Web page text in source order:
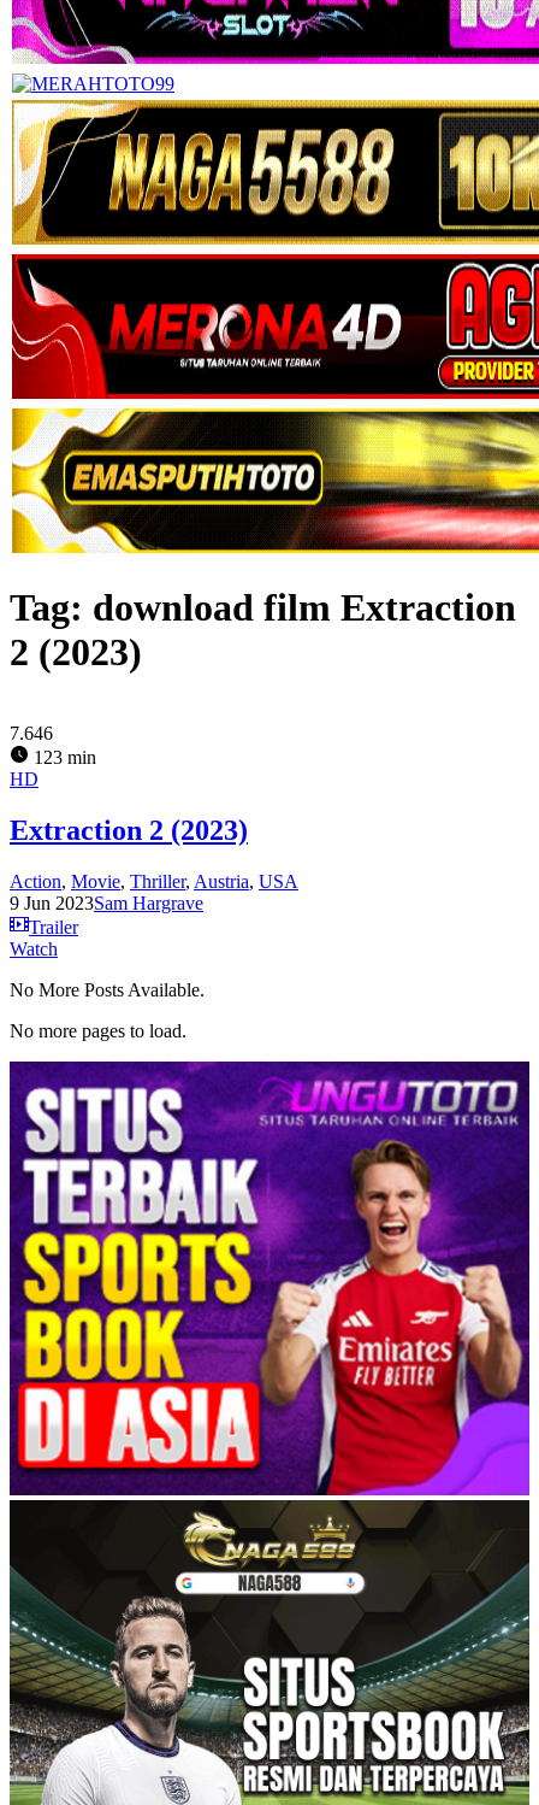
Tag: download film Extraction
2 (2023)
7.646
123 min
HD
Extraction 2 (2023)
Action, Movie, Thriller, Austria, USA
9 Jun 2023Sam Hargrave
Trailer
Watch
No More Posts Available.
No more pages to load.